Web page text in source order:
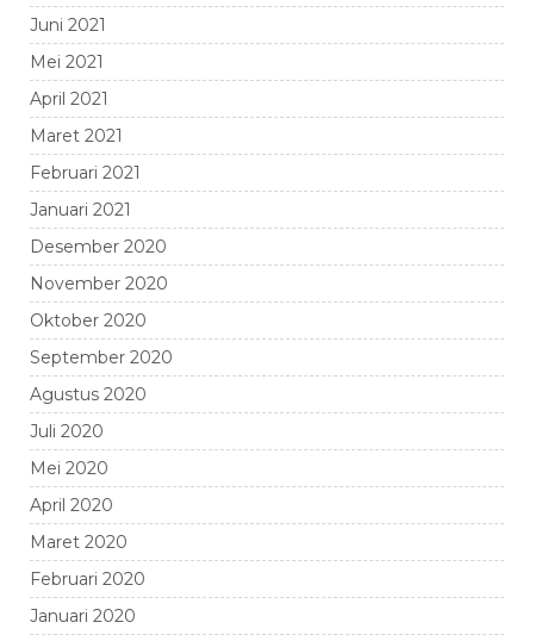
Juni 2021
Mei 2021
April 2021
Maret 2021
Februari 2021
Januari 2021
Desember 2020
November 2020
Oktober 2020
September 2020
Agustus 2020
Juli 2020
Mei 2020
April 2020
Maret 2020
Februari 2020
Januari 2020